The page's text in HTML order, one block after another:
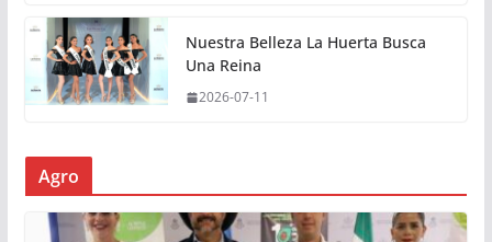
Nuestra Belleza La Huerta Busca
Una Reina
2026-07-11
Agro